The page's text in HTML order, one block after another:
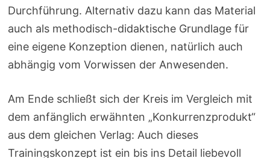
Durchführung. Alternativ dazu kann das Material
auch als methodisch-didaktische Grundlage für
eine eigene Konzeption dienen, natürlich auch
abhängig vom Vorwissen der Anwesenden.
Am Ende schließt sich der Kreis im Vergleich mit
dem anfänglich erwähnten „Konkurrenzprodukt“
aus dem gleichen Verlag: Auch dieses
Trainingskonzept ist ein bis ins Detail liebevoll